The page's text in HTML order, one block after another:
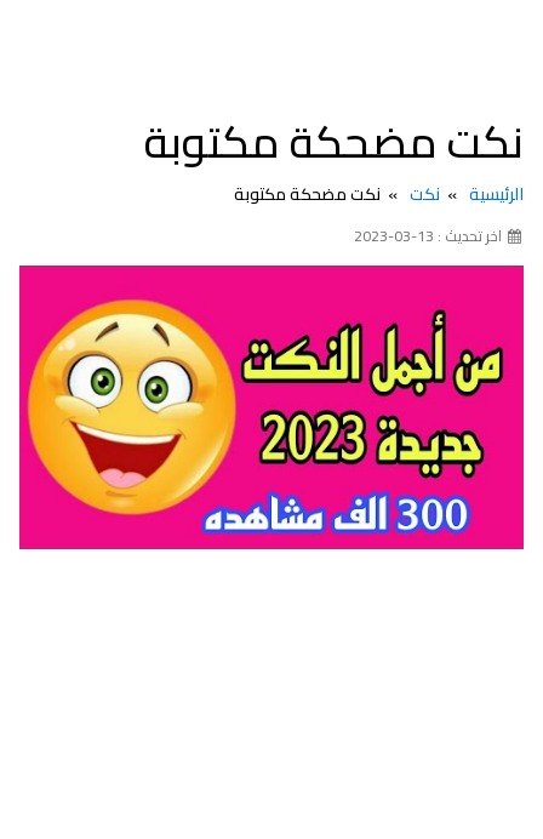
نكت مضحكة مكتوبة
الرئيسية نكت نكت مضحكة مكتوبة
اخر تحديث : 13-03-2023